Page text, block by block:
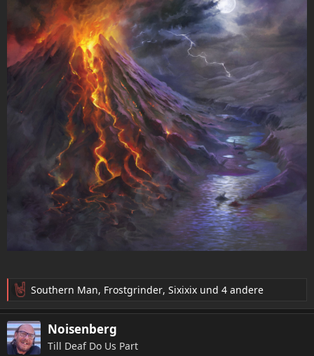
R
e
a
k
t
Southern Man, Frostgrinder, Sixixix und 4 andere
Noisenberg
Till Deaf Do Us Part